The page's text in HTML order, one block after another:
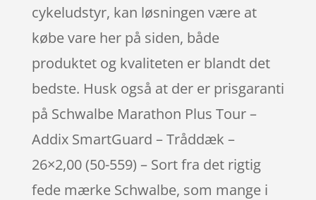
cykeludstyr, kan løsningen være at
købe vare her på siden, både
produktet og kvaliteten er blandt det
bedste. Husk også at der er prisgaranti
på Schwalbe Marathon Plus Tour –
Addix SmartGuard – Tråddæk –
26×2,00 (50-559) – Sort fra det rigtig
fede mærke Schwalbe, som mange i